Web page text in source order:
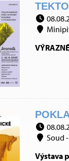
Soud
Výstava